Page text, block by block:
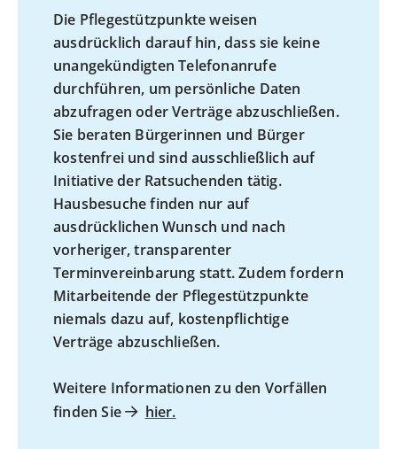
Die Pflegestützpunkte weisen
ausdrücklich darauf hin, dass sie keine
unangekündigten Telefonanrufe
durchführen, um persönliche Daten
abzufragen oder Verträge abzuschließen.
Sie beraten Bürgerinnen und Bürger
kostenfrei und sind ausschließlich auf
Initiative der Ratsuchenden tätig.
Hausbesuche finden nur auf
ausdrücklichen Wunsch und nach
vorheriger, transparenter
Terminvereinbarung statt. Zudem fordern
Mitarbeitende der Pflegestützpunkte
niemals dazu auf, kostenpflichtige
Verträge abzuschließen.
Weitere Informationen zu den Vorfällen
finden Sie
hier.